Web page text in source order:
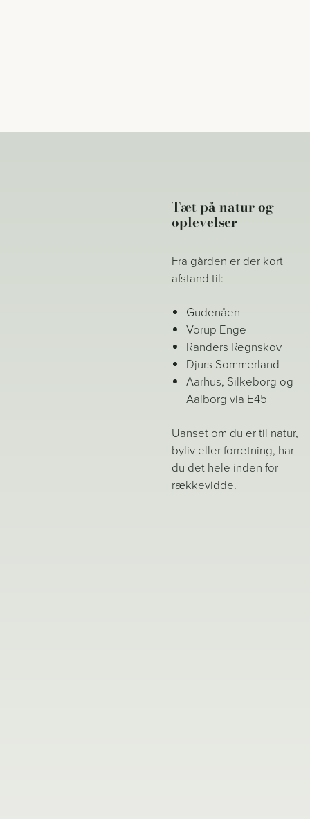
Tæt på natur og
oplevelser
Fra gården er der kort
afstand til:
Gudenåen
Vorup Enge
Randers Regnskov
Djurs Sommerland
Aarhus, Silkeborg og
Aalborg via E45
Uanset om du er til natur,
byliv eller forretning, har
du det hele inden for
rækkevidde.